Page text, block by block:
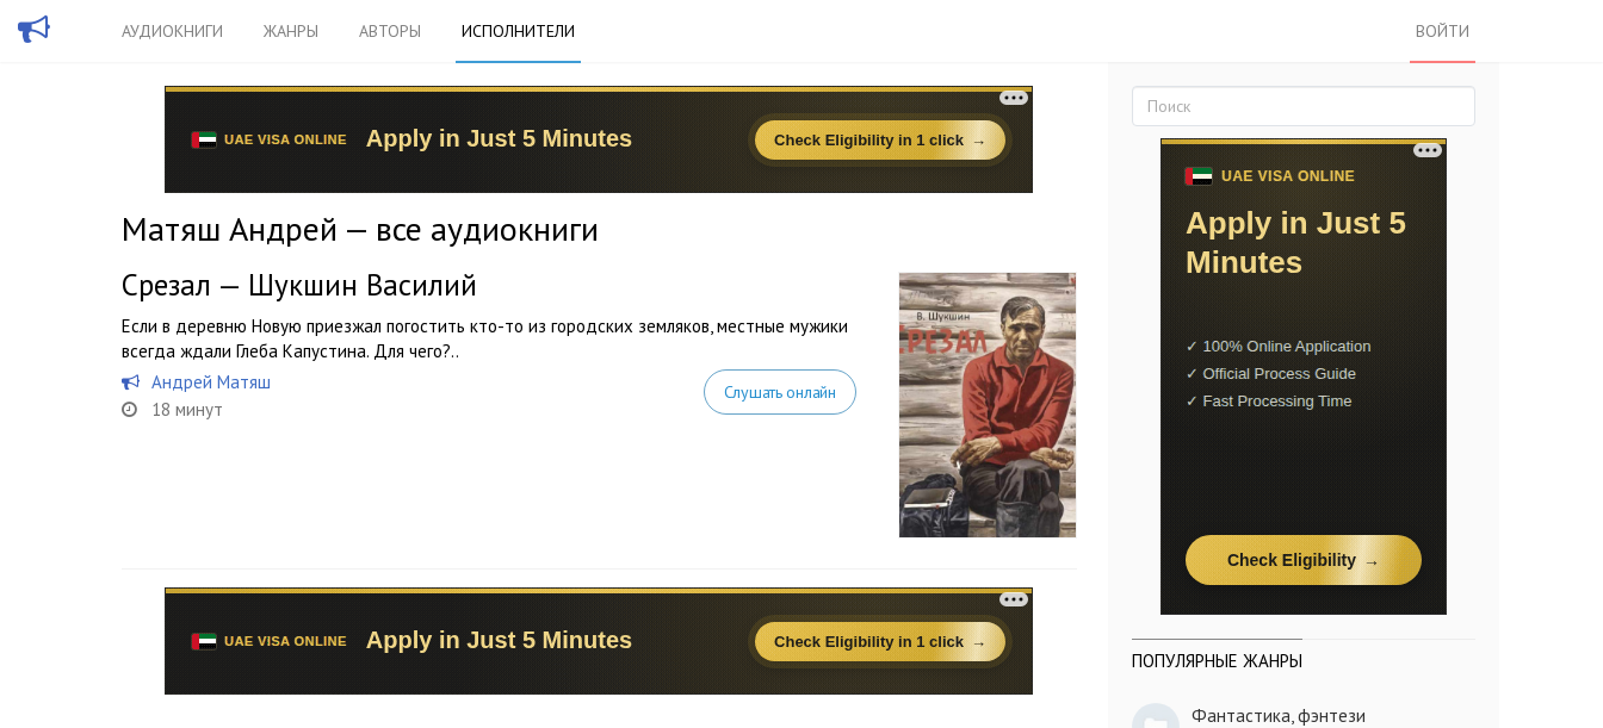
АУДИОКНИГИ ЖАНРЫ АВТОРЫ ИСПОЛНИТЕЛИ ВОЙТИ
Матяш Андрей — все аудиокниги
Срезал — Шукшин Василий
Если в деревню Новую приезжал погостить кто-то из городских земляков, местные мужики
всегда ждали Глеба Капустина. Для чего?..
Андрей Матяш
18 минут
Слушать онлайн
ПОПУЛЯРНЫЕ ЖАНРЫ
Фантастика, фэнтези